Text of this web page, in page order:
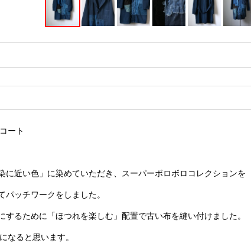
ート
に近い色」に染めていただき、スーパーボロボロコレクションを
ッチワークをしました。
るために「ほつれを楽しむ」配置で古い布を縫い付けました。
なると思います。